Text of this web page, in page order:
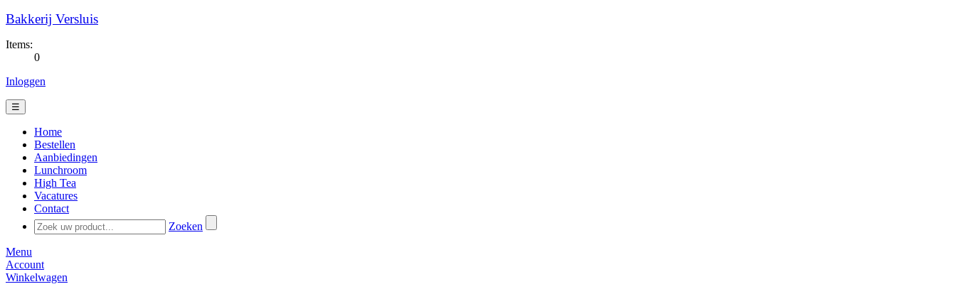
Bakkerij Versluis
Items:
0
Inloggen
☰
Home
Bestellen
Aanbiedingen
Lunchroom
High Tea
Vacatures
Contact
Zoeken
Menu
Account
Winkelwagen